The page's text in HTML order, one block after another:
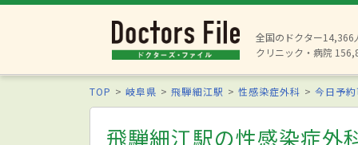
全国のドクター14,366
クリニック・病院
TOP 岐阜県 飛騨細江駅 性感染症外科 今日予
飛騨細江駅の性感染症外